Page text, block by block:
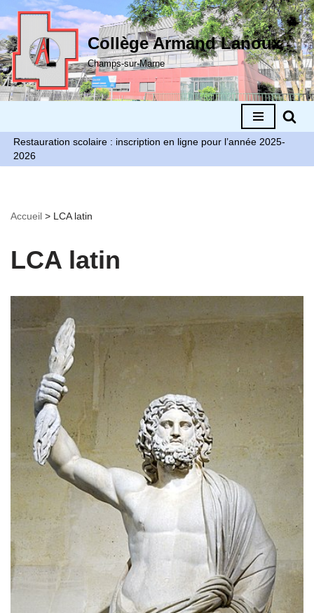
Aller
au
contenu
Collège Armand Lanoux
Champs-sur-Marne
Restauration scolaire : inscription en ligne pour l’année 2025-
2026
Accueil > LCA latin
LCA latin